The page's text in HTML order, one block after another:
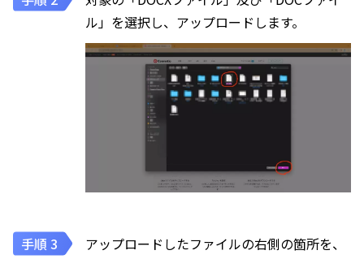
ル」を選択し、アップロードします。
アップロードしたファイルの右側の箇所を、